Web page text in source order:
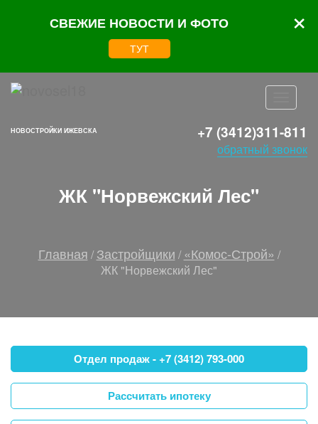
СВЕЖИЕ НОВОСТИ И ФОТО
ТУТ
×
НОВОСТРОЙКИ ИЖЕВСКА +7 (3412)311-811
обратный звонок
ЖК "Норвежский Лес"
Главная / Застройщики / «Комос-Строй» /
ЖК "Норвежский Лес"
Отдел продаж - +7 (3412) 793-000
Рассчитать ипотеку